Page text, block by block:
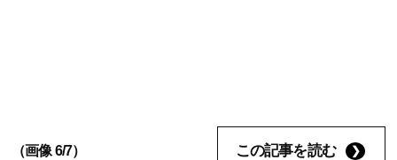
（画像 6/7） この記事を読む